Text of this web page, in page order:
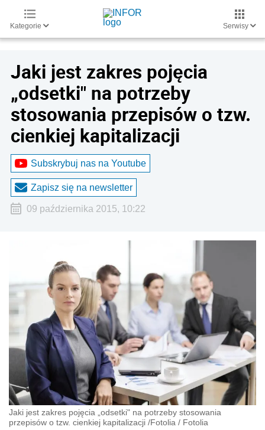
Kategorie Serwisy
Jaki jest zakres pojęcia
„odsetki" na potrzeby
stosowania przepisów o tzw.
cienkiej kapitalizacji
Subskrybuj nas na Youtube
Zapisz się na newsletter
09 października 2015, 10:22
Jaki jest zakres pojęcia „odsetki" na potrzeby stosowania
przepisów o tzw. cienkiej kapitalizacji /Fotolia / Fotolia